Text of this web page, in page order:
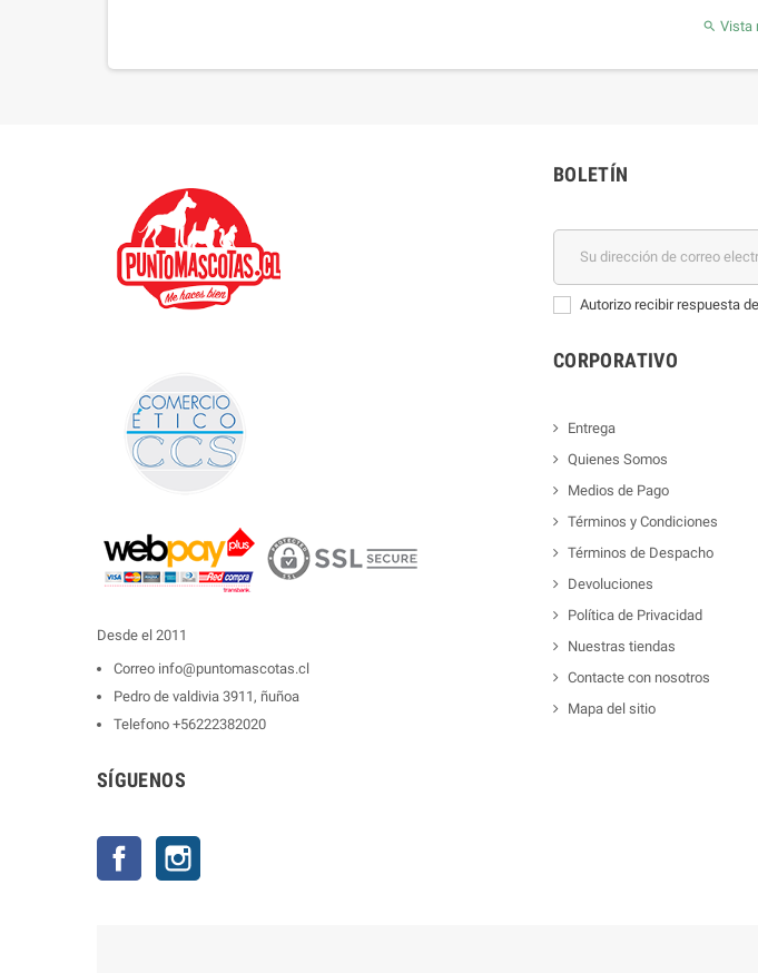
 Vista
Desde el 2011
Correo info@puntomascotas.cl
Pedro de valdivia 3911, ñuñoa
Telefono +56222382020
SÍGUENOS
Facebook
BOLETÍN
Autorizo recibir respuesta
CORPORATIVO
Entrega
Quienes Somos
Medios de Pago
Términos y Condiciones
Términos de Despacho
Devoluciones
Política de Privacidad
Nuestras tiendas
Contacte con nosotros
Mapa del sitio